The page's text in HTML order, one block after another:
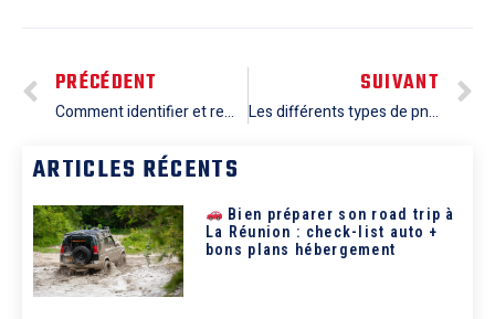
PRÉCÉDENT
Comment identifier et remplacer les filtres de votre berline pour une meilleure qualité d’air?
SUIVANT
Les différents types de pneus pour votre berline et comment les choisir
ARTICLES RÉCENTS
Bien préparer son road trip à
La Réunion : check-list auto +
bons plans hébergement